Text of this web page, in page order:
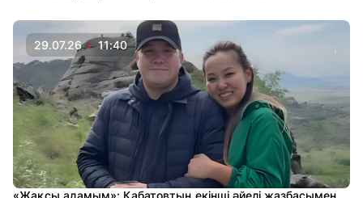
29.07.26 11:40
«Жақсы адамым»: Қабатовтың екінші әйелі жазбасымен